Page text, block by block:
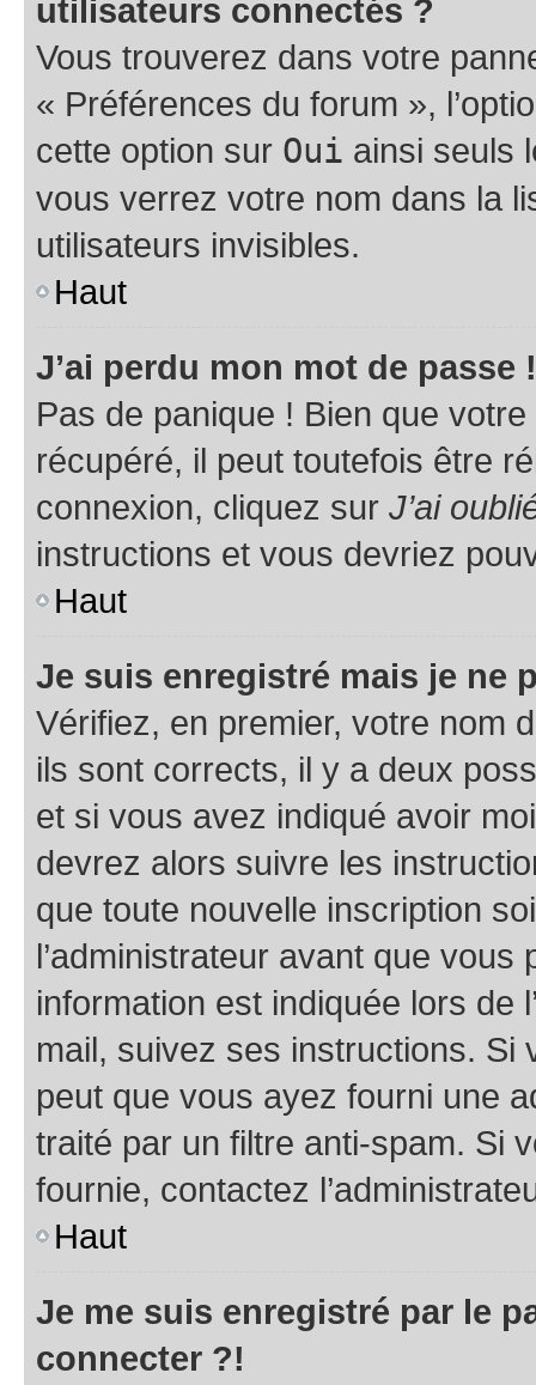
utilisateurs connectés ?
Vous trouverez dans votre
« Préférences du forum »,
cette option sur Oui ainsi seuls
vous verrez votre nom dans la
utilisateurs invisibles.
Haut
J’ai perdu mon mot de passe !
Pas de panique ! Bien que
récupéré, il peut toutefois être
connexion, cliquez sur J’ai
instructions et vous devriez
Haut
Je suis enregistré mais je ne
Vérifiez, en premier, votre nom
ils sont corrects, il y a deux
et si vous avez indiqué avoir
devrez alors suivre les
que toute nouvelle inscription
l’administrateur avant que
information est indiquée lors de
mail, suivez ses instructions. Si
peut que vous ayez fourni une
traité par un filtre anti-spam. Si
fournie, contactez
Haut
Je me suis enregistré par le
connecter ?!